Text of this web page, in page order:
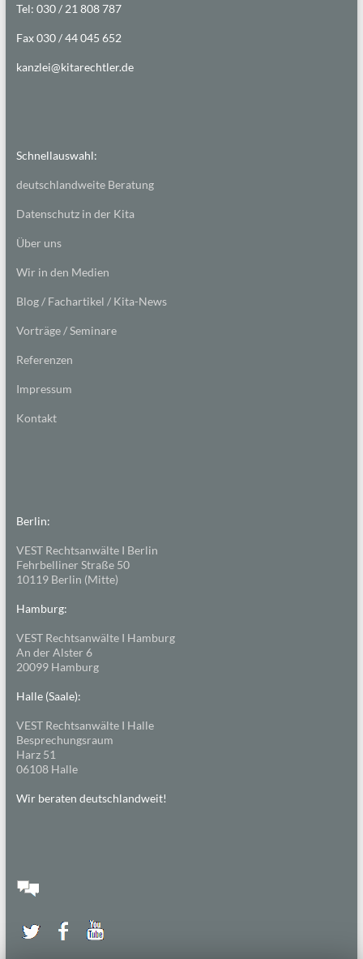
Tel: 030 / 21 808 787
Fax 030 / 44 045 652
kanzlei@kitarechtler.de
Schnellauswahl:
deutschlandweite Beratung
Datenschutz in der Kita
Über uns
Wir in den Medien
Blog / Fachartikel / Kita-News
Vorträge / Seminare
Referenzen
Impressum
Kontakt
Berlin:
VEST Rechtsanwälte I Berlin
Fehrbelliner Straße 50
10119 Berlin (Mitte)
Hamburg:
VEST Rechtsanwälte I Hamburg
An der Alster 6
20099 Hamburg
Halle (Saale):
VEST Rechtsanwälte I Halle
Besprechungsraum
Harz 51
06108 Halle
Wir beraten deutschlandweit!